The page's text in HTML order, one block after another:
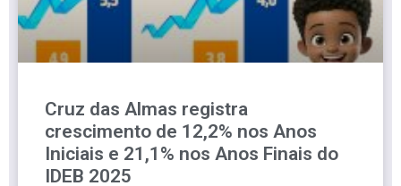
Cruz das Almas registra
crescimento de 12,2% nos Anos
Iniciais e 21,1% nos Anos Finais do
IDEB 2025